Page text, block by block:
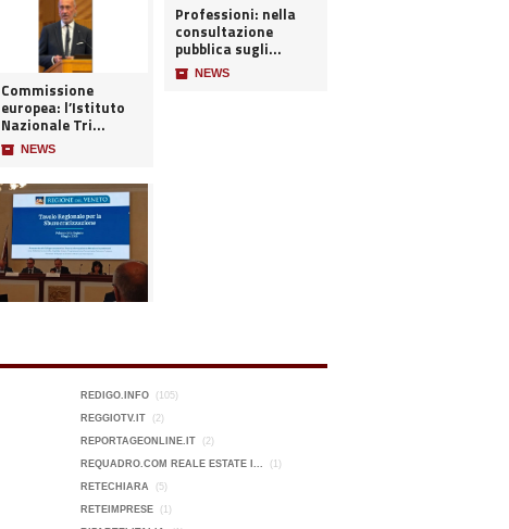
Commissione
europea: l’Istituto
Nazionale Tri...
📦 NEWS
Professioni: nella
consultazione
pubblica sugli...
📦 NEWS
REDIGO.INFO (105)
REGGIOTV.IT (2)
REPORTAGEONLINE.IT (2)
REQUADRO.COM REALE ESTATE I... (1)
RETECHIARA (5)
RETEIMPRESE (1)